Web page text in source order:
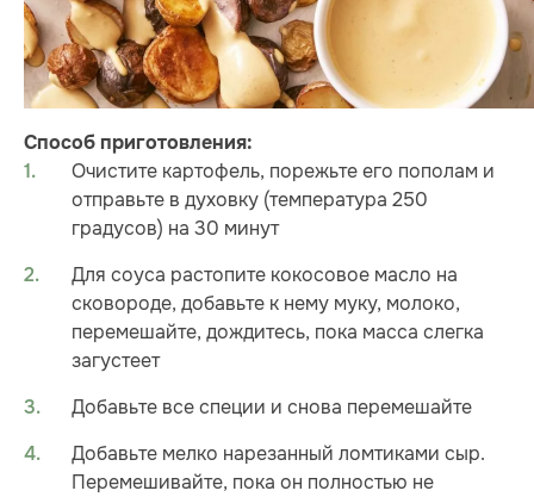
Способ приготовления:
Очистите картофель, порежьте его пополам и
отправьте в духовку (температура 250
градусов) на 30 минут
Для соуса растопите кокосовое масло на
сковороде, добавьте к нему муку, молоко,
перемешайте, дождитесь, пока масса слегка
загустеет
Добавьте все специи и снова перемешайте
Добавьте мелко нарезанный ломтиками сыр.
Перемешивайте, пока он полностью не